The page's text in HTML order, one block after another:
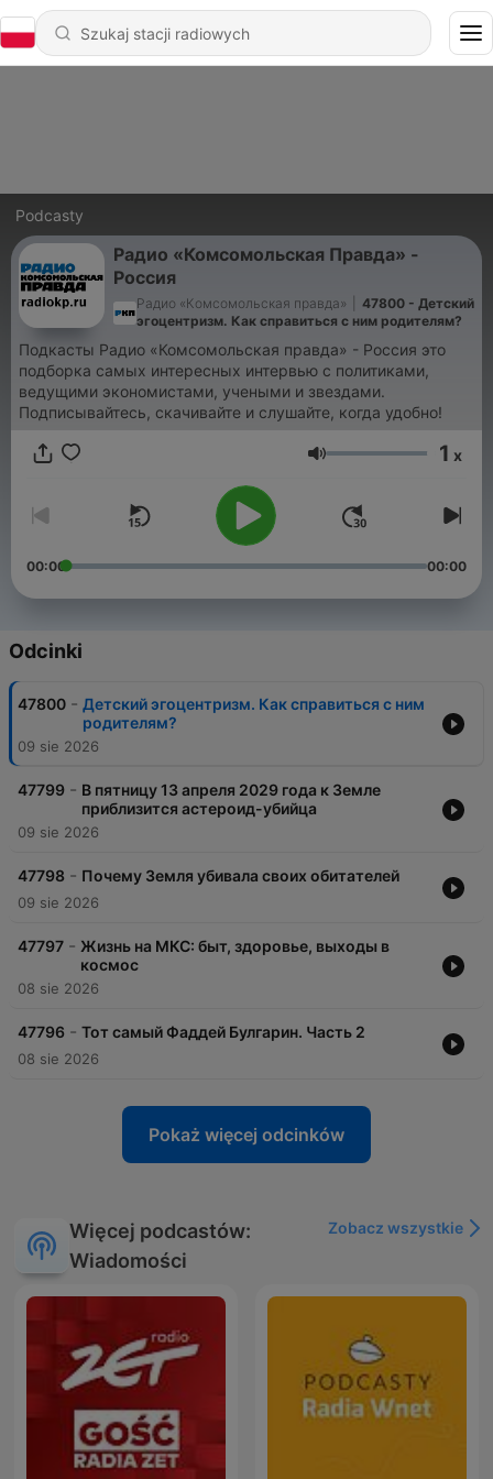
Podcasty
Радио «Комсомольская Правда» -
Россия
Радио «Комсомольская правда»
47800 - Детский
эгоцентризм. Как справиться с ним родителям?
Подкасты Радио «Комсомольская правда» - Россия это
подборка самых интересных интервью с политиками,
ведущими экономистами, учеными и звездами.
Подписывайтесь, скачивайте и слушайте, когда удобно!
Głośność 1 x
00:00 00:00
Odcinki
47800 - Детский эгоцентризм. Как справиться с ним
родителям?
09 sie 2026
47799 - В пятницу 13 апреля 2029 года к Земле
приблизится астероид-убийца
09 sie 2026
47798 - Почему Земля убивала своих обитателей
09 sie 2026
47797 - Жизнь на МКС: быт, здоровье, выходы в
космос
08 sie 2026
47796 - Тот самый Фаддей Булгарин. Часть 2
08 sie 2026
Pokaż więcej odcinków
Więcej podcastów:
Wiadomości
Zobacz wszystkie